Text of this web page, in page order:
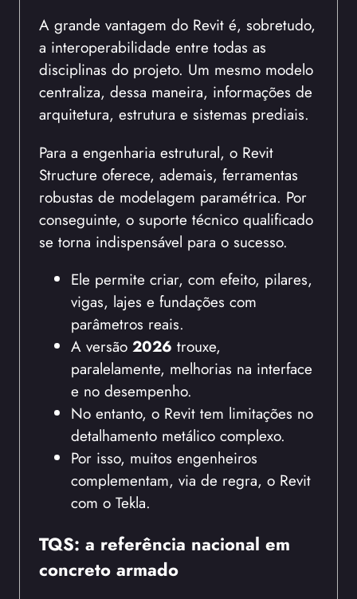
A grande vantagem do Revit é, sobretudo,
a interoperabilidade entre todas as
disciplinas do projeto. Um mesmo modelo
centraliza, dessa maneira, informações de
arquitetura, estrutura e sistemas prediais.
Para a engenharia estrutural, o Revit
Structure oferece, ademais, ferramentas
robustas de modelagem paramétrica. Por
conseguinte, o suporte técnico qualificado
se torna indispensável para o sucesso.
Ele permite criar, com efeito, pilares,
vigas, lajes e fundações com
parâmetros reais.
A versão 2026 trouxe,
paralelamente, melhorias na interface
e no desempenho.
No entanto, o Revit tem limitações no
detalhamento metálico complexo.
Por isso, muitos engenheiros
complementam, via de regra, o Revit
com o Tekla.
TQS: a referência nacional em
concreto armado